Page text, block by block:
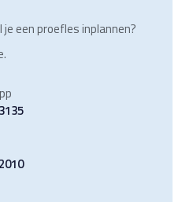
je een proefles inplannen?